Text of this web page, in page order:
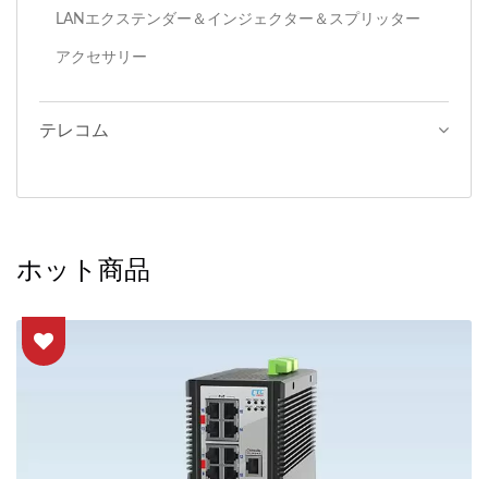
LANエクステンダー＆インジェクター＆スプリッター
アクセサリー
テレコム
ホット商品